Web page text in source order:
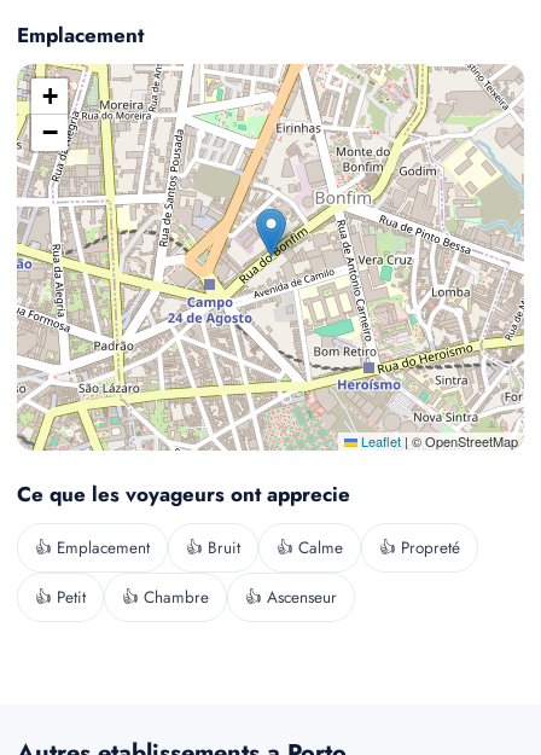
Emplacement
+
−
Leaflet | © OpenStreetMap
Ce que les voyageurs ont apprecie
👍 Emplacement 👍 Bruit 👍 Calme 👍 Propreté
👍 Petit 👍 Chambre 👍 Ascenseur